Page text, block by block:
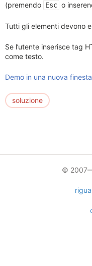
(premendo Esc o
Tutti gli elementi devono
Se l’utente inserisce tag
come testo.
Demo in una nuova finesta
soluzione
©